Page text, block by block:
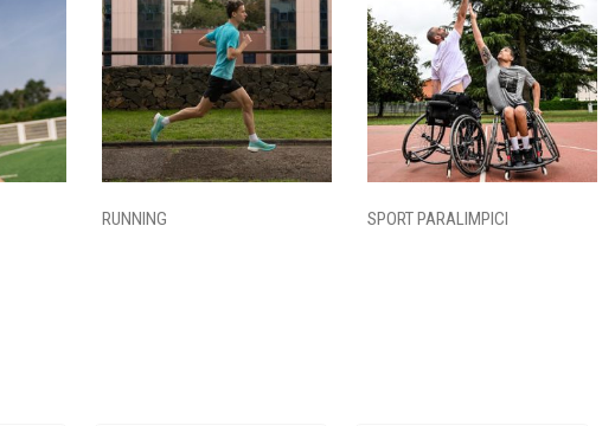
RUNNING SPORT PARALIMPICI